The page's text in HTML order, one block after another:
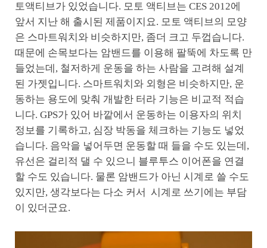
토액티브가 있었습니다. 모토 액티브는 CES 2012에
앞서 지난 해 출시된 제품이지요. 모토 액티브의 모양
은 스마트워치와 비슷하지만, 좀더 크고 두껍습니다.
때문에 손목보다는 암밴드를 이용해 팔뚝에 차도록 만
들었는데, 철저하게 운동을 하는 사람을 고려해 설계
된 가젯입니다. 스마트워치와 외형은 비슷하지만, 운
동하는 용도에 맞춰 개발한 터라 기능은 비교적 적습
니다. GPS가 있어 바깥에서 운동하는 이용자의 위치
정보를 기록하고, 심장 박동을 체크하는 기능도 넣었
습니다. 음악을 넣어두면 운동할 때 들을 수도 있는데,
유선은 걸리적 댈 수 있으니 블루투스 이어폰을 연결
할 수도 있습니다. 물론 암밴드가 아닌 시계로 쓸 수도
있지만, 생각보다는 다소 커서 시계로 쓰기에는 부담
이 있더군요.